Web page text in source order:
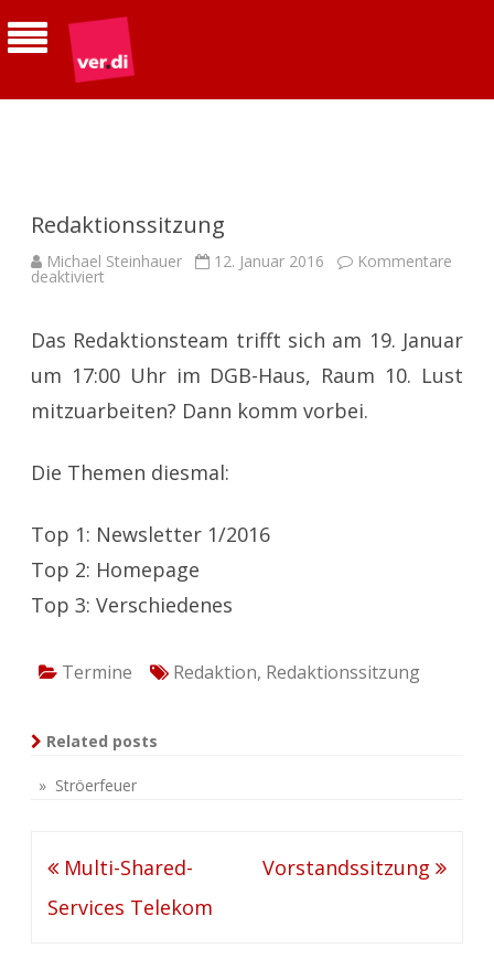
Redaktionssitzung
Michael Steinhauer 12. Januar 2016 Kommentare
deaktiviert
Das Redaktionsteam trifft sich am 19. Januar
um 17:00 Uhr im DGB-Haus, Raum 10. Lust
mitzuarbeiten? Dann komm vorbei.
Die Themen diesmal:
Top 1: Newsletter 1/2016
Top 2: Homepage
Top 3: Verschiedenes
Termine Redaktion, Redaktionssitzung
Related posts
» Ströerfeuer
Beitragsnavigation
Multi-Shared-
Services Telekom
Vorstandssitzung